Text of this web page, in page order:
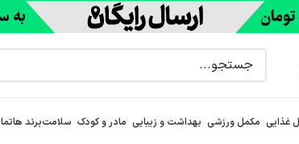
غذایی مکمل ورزشی بهداشت و زیبایی مادر و کودک سلامتبرند ها